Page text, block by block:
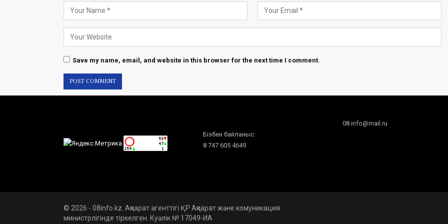
Save my name, email, and website in this browser for the next time I comment.
Бізбен байланыс:
8 747 605 4649
08.info@mail.ru
© 2026 - 08info.kz. Ақпарат агенттігі ҚР Ақпарат және комуникация
министрлігінде тіркелген. Куәлік № 17049-ИА